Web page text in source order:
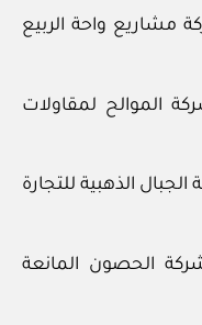
مشاريع واحة الربيع
الموالح لمقاولات
الذهبية للتجارة
الحصون المانعة